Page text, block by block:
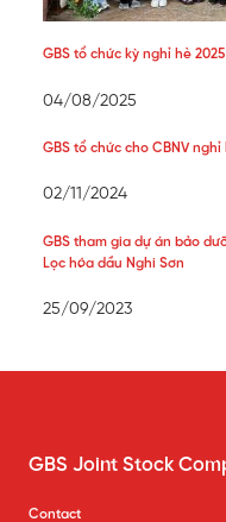
GBS tổ chức kỳ nghỉ hè
04/08/2025
GBS tổ chức cho CBNV
02/11/2024
GBS tham gia dự án bảo
Lọc hóa dầu Nghi Sơn
25/09/2023
GBS Joint Stock
Contact